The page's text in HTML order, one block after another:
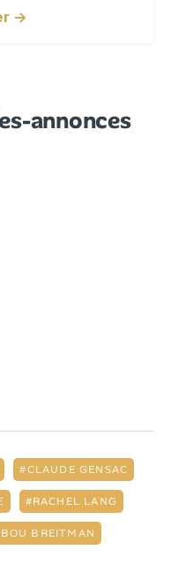
→
annonces
CLAUDE GENSAC
RACHEL LANG
BREITMAN